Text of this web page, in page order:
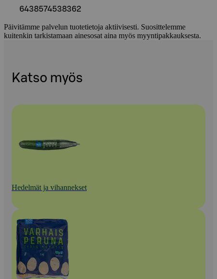
6438574538362
Päivitämme palvelun tuotetietoja aktiivisesti. Suosittelemme
kuitenkin tarkistamaan ainesosat aina myös myyntipakkauksesta.
Katso myös
Hedelmät ja vihannekset